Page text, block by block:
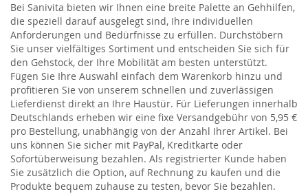
Bei Sanivita bieten wir Ihnen eine breite Palette an Gehhilfen,
die speziell darauf ausgelegt sind, Ihre individuellen
Anforderungen und Bedürfnisse zu erfüllen. Durchstöbern
Sie unser vielfältiges Sortiment und entscheiden Sie sich für
den Gehstock, der Ihre Mobilität am besten unterstützt.
Fügen Sie Ihre Auswahl einfach dem Warenkorb hinzu und
profitieren Sie von unserem schnellen und zuverlässigen
Lieferdienst direkt an Ihre Haustür. Für Lieferungen innerhalb
Deutschlands erheben wir eine fixe Versandgebühr von 5,95 €
pro Bestellung, unabhängig von der Anzahl Ihrer Artikel. Bei
uns können Sie sicher mit PayPal, Kreditkarte oder
Sofortüberweisung bezahlen. Als registrierter Kunde haben
Sie zusätzlich die Option, auf Rechnung zu kaufen und die
Produkte bequem zuhause zu testen, bevor Sie bezahlen.